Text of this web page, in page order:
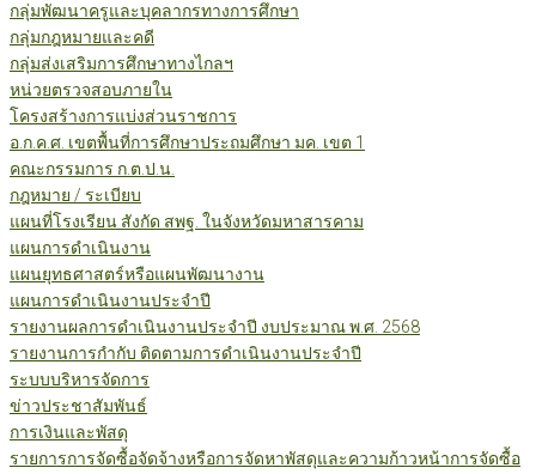
กลุ่มพัฒนาครูและบุคลากรทางการศึกษา
กลุ่มกฎหมายและคดี
กลุ่มส่งเสริมการศึกษาทางไกลฯ
หน่วยตรวจสอบภายใน
โครงสร้างการแบ่งส่วนราชการ
อ.ก.ค.ศ. เขตพื้นที่การศึกษาประถมศึกษา มค. เขต 1
คณะกรรมการ ก.ต.ป.น.
กฎหมาย / ระเบียบ
แผนที่โรงเรียน สังกัด สพฐ. ในจังหวัดมหาสารคาม
แผนการดำเนินงาน
แผนยุทธศาสตร์หรือแผนพัฒนางาน
แผนการดำเนินงานประจำปี
รายงานผลการดำเนินงานประจำปี งบประมาณ พ.ศ. 2568
รายงานการกำกับ ติดตามการดำเนินงานประจำปี
ระบบบริหารจัดการ
ข่าวประชาสัมพันธ์
การเงินและพัสดุ
รายการการจัดซื้อจัดจ้างหรือการจัดหาพัสดุและความก้าวหน้าการจัดซื้อ